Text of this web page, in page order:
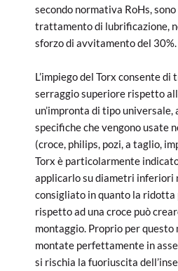
secondo normativa RoHs,
trattamento di lubrificazione,
sforzo di avvitamento del 30%.
L’impiego del Torx consente
serraggio superiore rispetto
un’impronta di tipo
specifiche che vengono usate
(croce, philips, pozi, a taglio,
Torx è particolarmente
applicarlo su diametri inferiori
consigliato in quanto la ridotta
rispetto ad una croce può
montaggio. Proprio per questo
montate perfettamente in
si rischia la fuoriuscita